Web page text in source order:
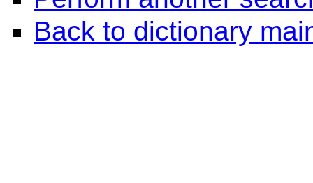
Back to dictionary